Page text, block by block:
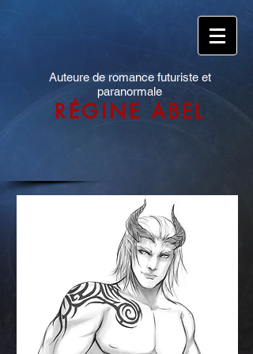
Auteure de romance futuriste et
paranormale
RÉGINE ABEL